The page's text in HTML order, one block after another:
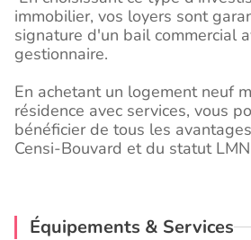
immobilier, vos loyers sont
signature d'un bail commercial
gestionnaire.
En achetant un logement neuf
résidence avec services, vous
bénéficier de tous les
Censi-Bouvard et du statut
Équipements & Services